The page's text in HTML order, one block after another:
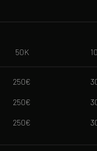
50K
‎250€
‎250€
‎250€